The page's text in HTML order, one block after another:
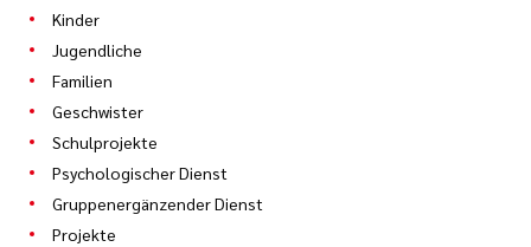
Kinder
Jugendliche
Familien
Geschwister
Schulprojekte
Psychologischer Dienst
Gruppenergänzender Dienst
Projekte